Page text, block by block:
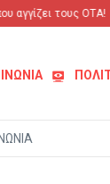
αγγίζει τους ΟΤΑ!